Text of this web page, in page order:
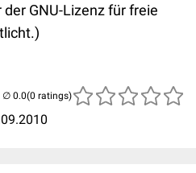
GNU-Lizenz für freie
(0 ratings)